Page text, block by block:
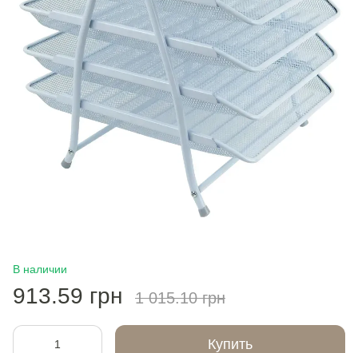
В наличии
913.59 грн 1 015.10 грн
Купить